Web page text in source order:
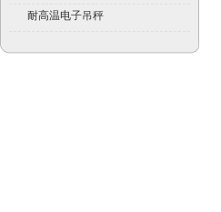
耐高温电子吊秤